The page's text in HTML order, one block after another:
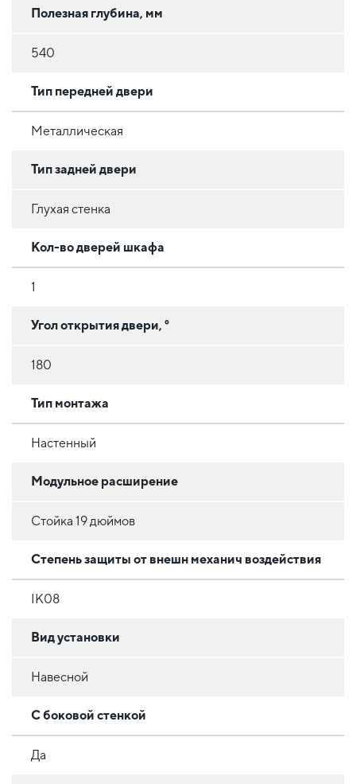
Полезная глубина, мм
540
Тип передней двери
Металлическая
Тип задней двери
Глухая стенка
Кол-во дверей шкафа
1
Угол открытия двери, °
180
Тип монтажа
Настенный
Модульное расширение
Стойка 19 дюймов
Степень защиты от внешн механич воздействия
IK08
Вид установки
Навесной
С боковой стенкой
Да